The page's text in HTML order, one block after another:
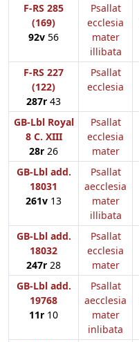
F-RS 285
(169)
92v 56
Psallat
ecclesia
mater
illibata
F-RS 227
(122)
287r 43
Psallat
ecclesia
GB-Lbl Royal
8 C. XIII
28r 26
Psallat
ecclesia
mater
GB-Lbl add.
18031
261v 13
Psallat
aecclesia
mater
illibata
GB-Lbl add.
18032
247r 28
Psallat
ecclesia
mater
GB-Lbl add.
19768
11r 10
Psallat
aecclesia
mater
inlibata